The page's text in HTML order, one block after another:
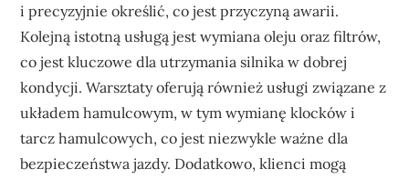
i precyzyjnie określić, co jest przyczyną awarii.
Kolejną istotną usługą jest wymiana oleju oraz filtrów,
co jest kluczowe dla utrzymania silnika w dobrej
kondycji. Warsztaty oferują również usługi związane z
układem hamulcowym, w tym wymianę klocków i
tarcz hamulcowych, co jest niezwykle ważne dla
bezpieczeństwa jazdy. Dodatkowo, klienci mogą